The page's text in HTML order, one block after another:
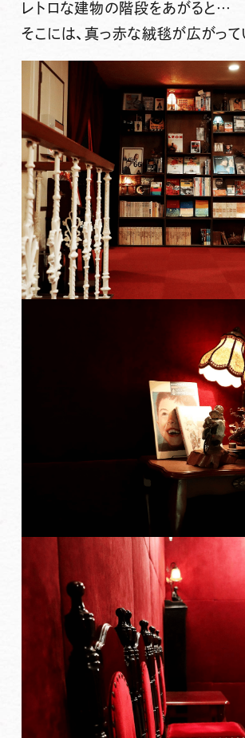
レトロな建物の階段をあがると…
そこには、真っ赤な絨毯が広がって